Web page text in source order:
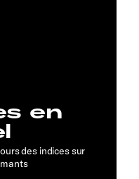
en
des indices sur